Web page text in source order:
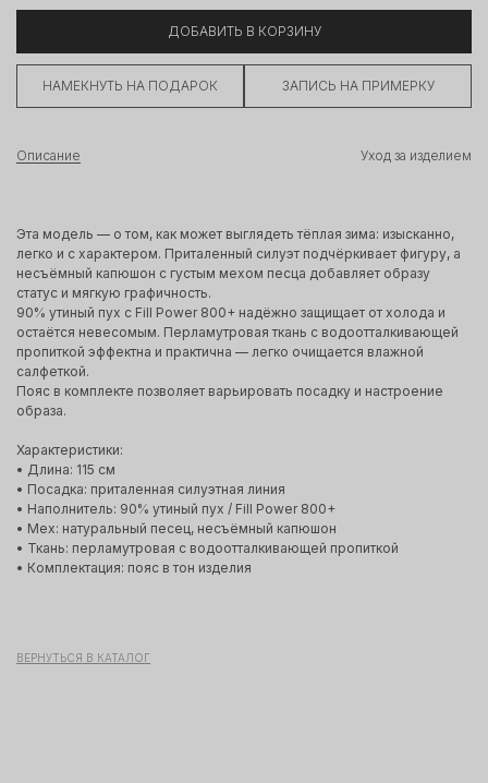
ДОБАВИТЬ В КОРЗИНУ
НАМЕКНУТЬ НА ПОДАРОК ЗАПИСЬ НА ПРИМЕРКУ
Описание Уход за изделием
Эта модель — о том, как может выглядеть тёплая зима: изысканно,
легко и с характером. Приталенный силуэт подчёркивает фигуру, а
несъёмный капюшон с густым мехом песца добавляет образу
статус и мягкую графичность.
90% утиный пух с Fill Power 800+ надёжно защищает от холода и
остаётся невесомым. Перламутровая ткань с водоотталкивающей
пропиткой эффектна и практична — легко очищается влажной
салфеткой.
Пояс в комплекте позволяет варьировать посадку и настроение
образа.
Характеристики:
• Длина: 115 см
• Посадка: приталенная силуэтная линия
• Наполнитель: 90% утиный пух / Fill Power 800+
• Мех: натуральный песец, несъёмный капюшон
• Ткань: перламутровая с водоотталкивающей пропиткой
• Комплектация: пояс в тон изделия
ВЕРНУТЬСЯ В КАТАЛОГ